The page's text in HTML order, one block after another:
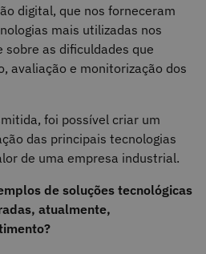
digital, que nos forneceram
mais utilizadas nos
sobre as dificuldades que
avaliação e monitorização dos
foi possível criar um
das principais tecnologias
de uma empresa industrial.
de soluções tecnológicas
atualmente,